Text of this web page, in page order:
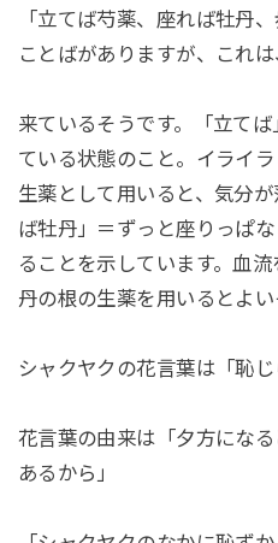
「立てば芍薬、座れば牡丹
ことばがありますが、これ
来ているそうです。「立て
ている状態のこと。イライ
生薬として用いると、気分
ば牡丹」＝ずっと座りっぱ
ることを示しています。血
丹の根の生薬を用いるとよい
シャクヤクの花言葉は「恥じ
花言葉の由来は「夕方にな
あるから」